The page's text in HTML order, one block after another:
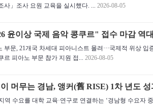
사」조사 요원 교육을 실시했다. ... 2026-08-05
윤이상 국제 음악 콩쿠르" 접수 마감 역
부문, 21개국 차세대 피아니스트 몰려···국제적 위상
르 피아노 부문 참가 지원 접... 2026-08-05
머무는 경남, 앵커(舊 RISE) 1차 년도
역 수요를 대학 교육·연구로 연결하는 ‘경남형 수요자